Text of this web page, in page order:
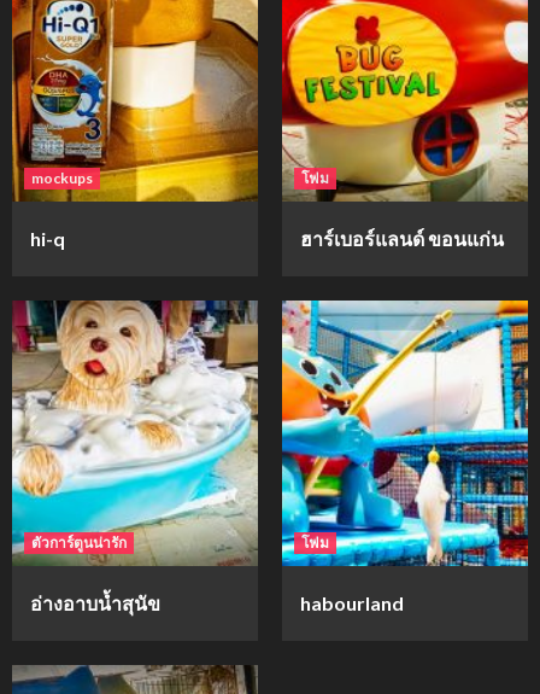
mockups
hi-q
โฟม
ฮาร์เบอร์แลนด์ ขอนแก่น
ตัวการ์ตูนน่ารัก
อ่างอาบน้ำสุนัข
โฟม
habourland